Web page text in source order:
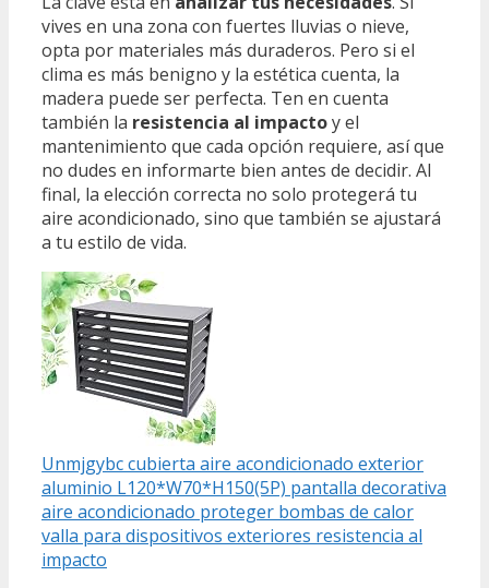
vives en una zona con fuertes lluvias o nieve,
opta por materiales más duraderos. Pero si el
clima es más benigno y la estética cuenta, la
madera puede ser perfecta. Ten en cuenta
también la resistencia al impactoy el
mantenimiento que cada opción requiere, así que
no dudes en informarte bien antes de decidir. Al
final, la elección correcta no solo protegerá tu
aire acondicionado, sino que también se ajustará
a tu estilo de vida.
Unmjgybc cubierta aire acondicionado exterior
aluminio L120*W70*H150(5P) pantalla decorativa
aire acondicionado proteger bombas de calor
valla para dispositivos exteriores resistencia al
impacto